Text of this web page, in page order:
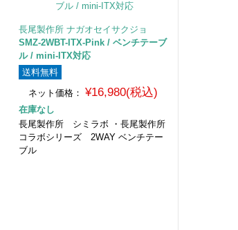
長尾製作所 ナガオセイサクジョ
SMZ-2WBT-ITX-Pink / ベンチテーブ
ル / mini-ITX対応
送料無料
ネット価格： ¥16,980(税込)
在庫なし
長尾製作所 シミラボ ・長尾製作所
コラボシリーズ 2WAY ベンチテー
ブル